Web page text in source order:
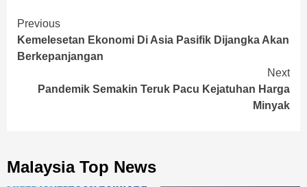
Continue
Reading
Previous
Kemelesetan Ekonomi Di Asia Pasifik Dijangka Akan
Berkepanjangan
Next
Pandemik Semakin Teruk Pacu Kejatuhan Harga
Minyak
Malaysia Top News